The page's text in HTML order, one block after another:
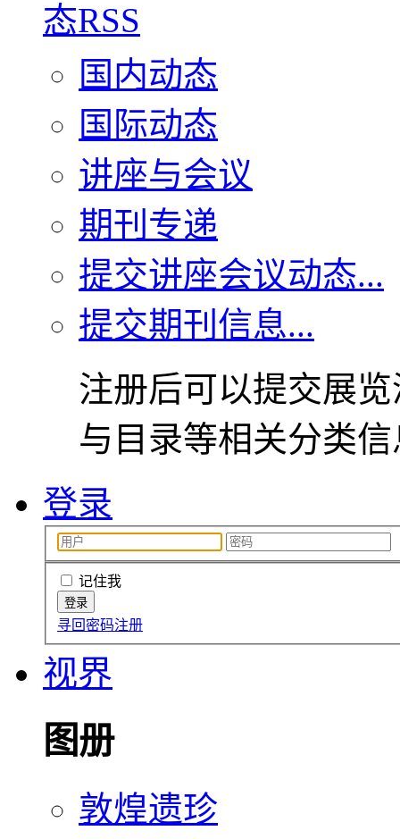
国内动态
国际动态
讲座与会议
期刊专递
提交讲座会议动态...
提交期刊信息...
注册后可以提交展
与目录等相关分类
登录
记住我
寻回密码注册
视界
图册
敦煌遗珍